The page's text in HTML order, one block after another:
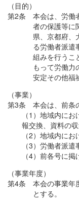
（目的）
第2条 本会は、労働
者の保護等に
県、京都府、
る労働者派遣
組みを行うこ
もって労働力
安定その他福
（事業）
第3条 本会は、前条
（1）地域内に
報交換、資料の
（2）地域内に
（3）労働者派
（4）前各号に
（事業年度）
第4条 本会の事業年
とする。